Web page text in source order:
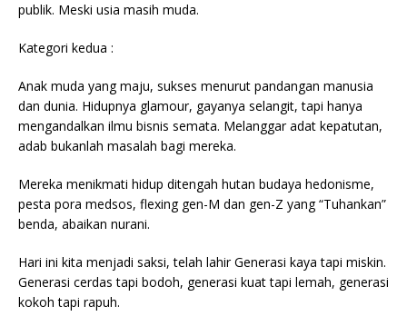
publik. Meski usia masih muda.
Kategori kedua :
Anak muda yang maju, sukses menurut pandangan manusia
dan dunia. Hidupnya glamour, gayanya selangit, tapi hanya
mengandalkan ilmu bisnis semata. Melanggar adat kepatutan,
adab bukanlah masalah bagi mereka.
Mereka menikmati hidup ditengah hutan budaya hedonisme,
pesta pora medsos, flexing gen-M dan gen-Z yang “Tuhankan”
benda, abaikan nurani.
Hari ini kita menjadi saksi, telah lahir Generasi kaya tapi miskin.
Generasi cerdas tapi bodoh, generasi kuat tapi lemah, generasi
kokoh tapi rapuh.